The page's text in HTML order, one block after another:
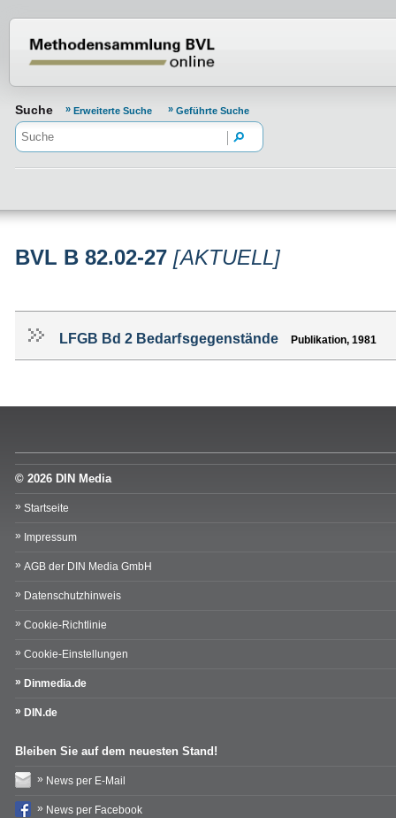
Suche Erweiterte Suche Geführte Suche
BVL B 82.02-27[AKTUELL]
LFGB Bd 2 Bedarfsgegenstände Publikation, 1981
© 2026 DIN Media
Startseite
Impressum
AGB der DIN Media GmbH
Datenschutzhinweis
Cookie-Richtlinie
Cookie-Einstellungen
Dinmedia.de
DIN.de
Bleiben Sie auf dem neuesten Stand!
News per E-Mail
News per Facebook